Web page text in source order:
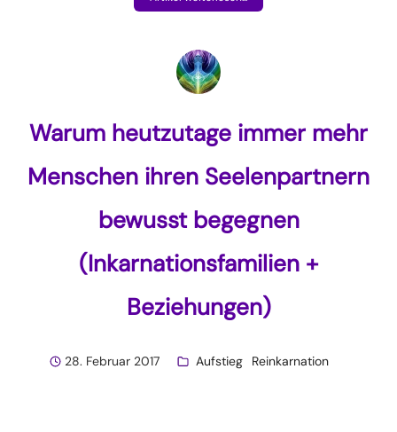
Warum heutzutage immer mehr
Menschen ihren Seelenpartnern
bewusst begegnen
(Inkarnationsfamilien +
Beziehungen)
28. Februar 2017 Aufstieg Reinkarnation